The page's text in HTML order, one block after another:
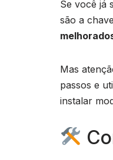
Se você já
são a
Mas
passos e
instalar